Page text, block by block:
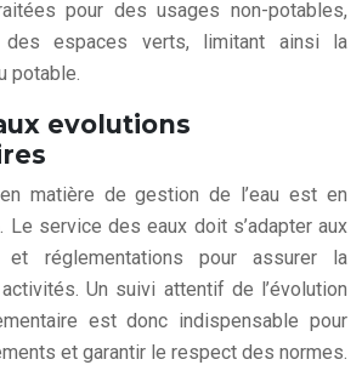
pour des usages non-potables,
des espaces verts, limitant ainsi la
potable.
evolutions
matière de gestion de l’eau est en
Le service des eaux doit s’adapter aux
et réglementations pour assurer la
Un suivi attentif de l’évolution
est donc indispensable pour
et garantir le respect des normes.